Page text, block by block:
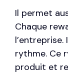
Il permet
Chaque
rythme. Ce
produit et